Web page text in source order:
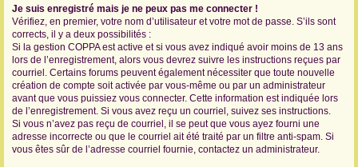
Je suis enregistré mais je ne peux pas me connecter !
Vérifiez, en premier, votre nom d’utilisateur et votre mot de passe. S’ils sont
corrects, il y a deux possibilités :
Si la gestion COPPA est active et si vous avez indiqué avoir moins de 13 ans
lors de l’enregistrement, alors vous devrez suivre les instructions reçues par
courriel. Certains forums peuvent également nécessiter que toute nouvelle
création de compte soit activée par vous-même ou par un administrateur
avant que vous puissiez vous connecter. Cette information est indiquée lors
de l’enregistrement. Si vous avez reçu un courriel, suivez ses instructions.
Si vous n’avez pas reçu de courriel, il se peut que vous ayez fourni une
adresse incorrecte ou que le courriel ait été traité par un filtre anti-spam. Si
vous êtes sûr de l’adresse courriel fournie, contactez un administrateur.